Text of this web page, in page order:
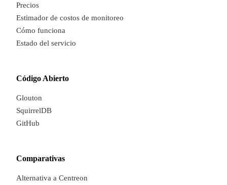
Precios
Estimador de costos de monitoreo
Cómo funciona
Estado del servicio
Código Abierto
Glouton
SquirrelDB
GitHub
Comparativas
Alternativa a Centreon